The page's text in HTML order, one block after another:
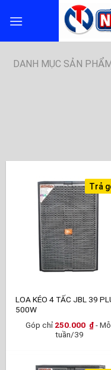
DANH MỤC SẢN
Trả
LOA KÉO 4 TẤC JBL 39
500W
Góp chỉ 250.000 ₫ -
tuần/39